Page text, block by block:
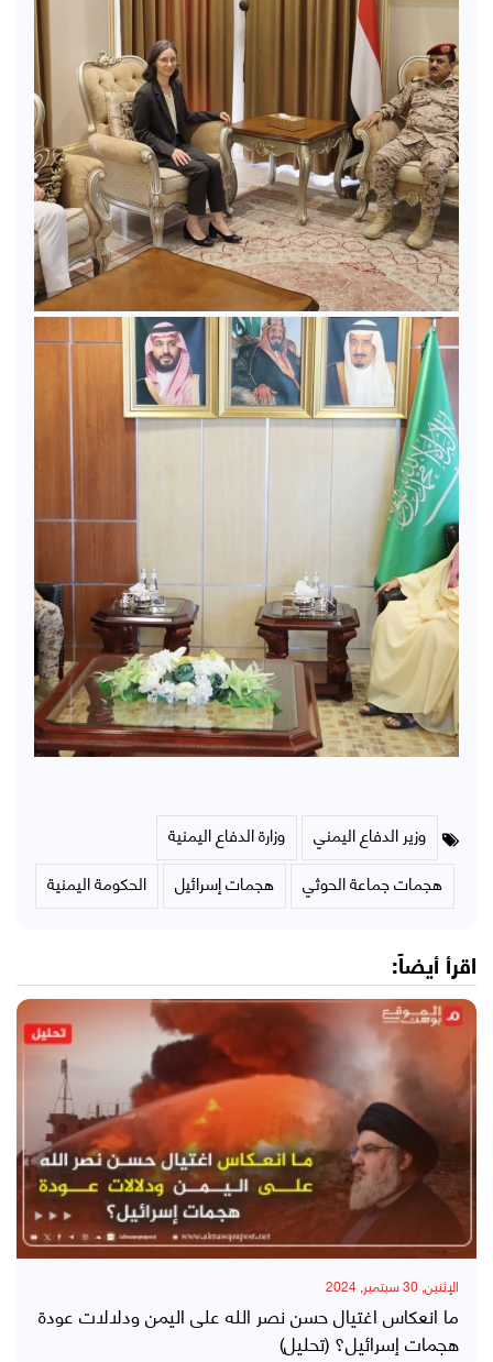
وزير الدفاع اليمني
وزارة الدفاع اليمنية
هجمات جماعة الحوثي
هجمات إسرائيل الحكومة اليمنية
اقرأ أيضاً:
الإثنين, 30 سبتمبر, 2024
ما انعكاس اغتيال حسن نصر الله على اليمن ودلالات عودة
هجمات إسرائيل؟ (تحليل)